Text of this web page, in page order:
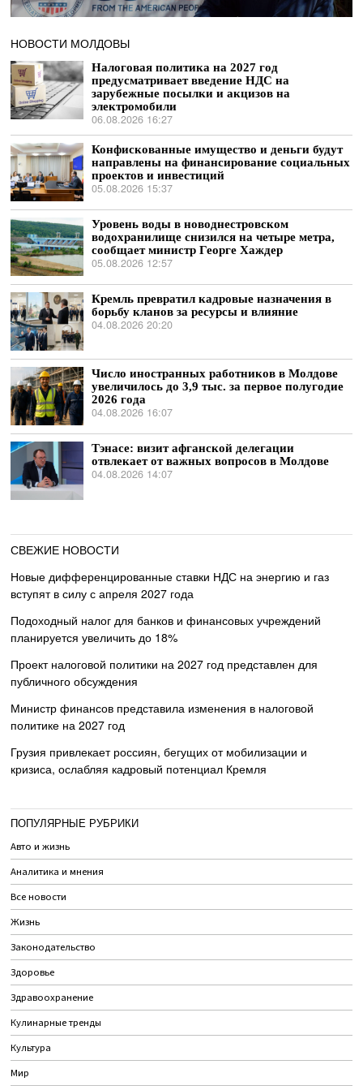
НОВОСТИ МОЛДОВЫ
Налоговая политика на 2027 год
предусматривает введение НДС на
зарубежные посылки и акцизов на
электромобили
06.08.2026 16:27
Конфискованные имущество и деньги будут
направлены на финансирование социальных
проектов и инвестиций
05.08.2026 15:37
Уровень воды в новоднестровском
водохранилище снизился на четыре метра,
сообщает министр Георге Хаждер
05.08.2026 12:57
Кремль превратил кадровые назначения в
борьбу кланов за ресурсы и влияние
04.08.2026 20:20
Число иностранных работников в Молдове
увеличилось до 3,9 тыс. за первое полугодие
2026 года
04.08.2026 16:07
Тэнасе: визит афганской делегации
отвлекает от важных вопросов в Молдове
04.08.2026 14:07
СВЕЖИЕ НОВОСТИ
Новые дифференцированные ставки НДС на энергию и газ
вступят в силу с апреля 2027 года
Подоходный налог для банков и финансовых учреждений
планируется увеличить до 18%
Проект налоговой политики на 2027 год представлен для
публичного обсуждения
Министр финансов представила изменения в налоговой
политике на 2027 год
Грузия привлекает россиян, бегущих от мобилизации и
кризиса, ослабляя кадровый потенциал Кремля
ПОПУЛЯРНЫЕ РУБРИКИ
Авто и жизнь
Аналитика и мнения
Все новости
Жизнь
Законодательство
Здоровье
Здравоохранение
Кулинарные тренды
Культура
Мир